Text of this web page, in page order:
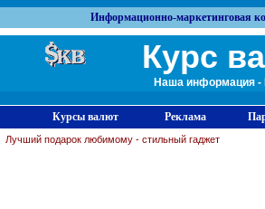
Информационно-маркетинговая
Курс
Наша информация -
Курсы валют Реклама
Лучший подарок любимому - стильный гаджет